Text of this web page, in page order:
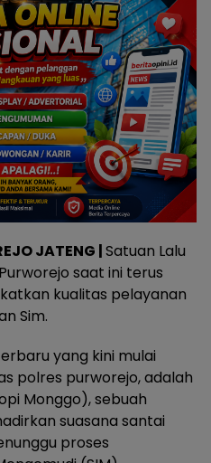
JATENG |Satuan Lalu
saat ini terus
kualitas pelayanan
Sim.
yang kini mulai
polres purworejo, adalah
Monggo), sebuah
suasana santai
proses